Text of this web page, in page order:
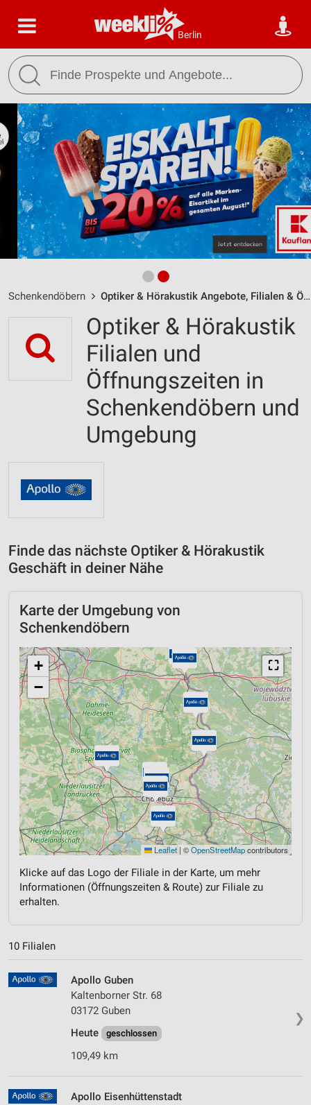
Berlin
Schenkendöbern Optiker & Hörakustik Angebote, Filialen & Öffnungszeiten
Optiker & Hörakustik
Filialen und
Öffnungszeiten in
Schenkendöbern und
Umgebung
Finde das nächste Optiker & Hörakustik
Geschäft in deiner Nähe
Karte der Umgebung von
Schenkendöbern
⛶
+
−
Leaflet | ©OpenStreetMapcontributors
Klicke auf das Logo der Filiale in der Karte, um mehr
Informationen (Öffnungszeiten & Route) zur Filiale zu
erhalten.
10 Filialen
❯
Apollo Guben
Kaltenborner Str. 68
03172 Guben
Heute
geschlossen
109,49 km
Apollo Eisenhüttenstadt